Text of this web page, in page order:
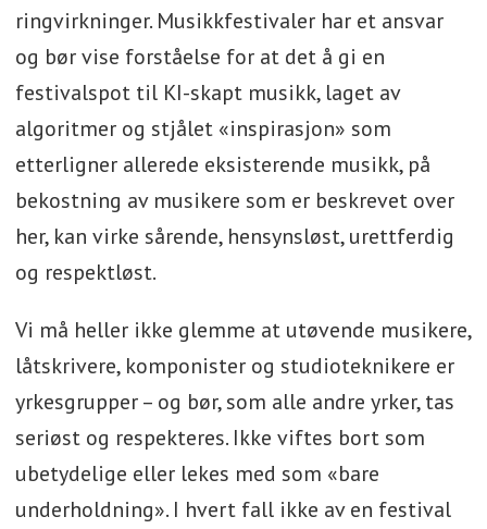
ringvirkninger. Musikkfestivaler har et ansvar
og bør vise forståelse for at det å gi en
festivalspot til KI-skapt musikk, laget av
algoritmer og stjålet «inspirasjon» som
etterligner allerede eksisterende musikk, på
bekostning av musikere som er beskrevet over
her, kan virke sårende, hensynsløst, urettferdig
og respektløst.
Vi må heller ikke glemme at utøvende musikere,
låtskrivere, komponister og studioteknikere er
yrkesgrupper – og bør, som alle andre yrker, tas
seriøst og respekteres. Ikke viftes bort som
ubetydelige eller lekes med som «bare
underholdning». I hvert fall ikke av en festival